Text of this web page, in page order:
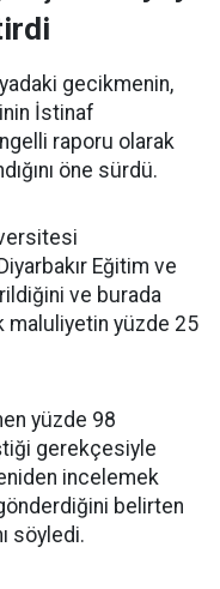
gecikmenin,
İstinaf
raporu olarak
öne sürdü.
Eğitim ve
ve burada
maluliyetin yüzde 25
yüzde 98
gerekçesiyle
incelemek
belirten
söyledi.